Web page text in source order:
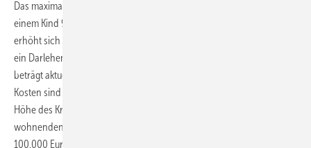
Das maximale Haushaltseinkommen der Antragstellenden darf bei
einem Kind 90.000 Euro nicht überschreiten. Für jedes weitere Kind
erhöht sich die Einkommensgrenze um 10.000 Euro. Der Zinssatz für
ein Darlehen mit 35 Jahren Laufzeit und zehn Jahren Zinsbindung
beträgt aktuell beispielsweise 1,51 Prozent effektiv. Förderfähige
Kosten sind der Kaufpreis inklusive Grundstückskosten. Die maximale
Höhe des Kreditbetrags hängt von der Zahl der im Haushalt
wohnenden minderjährigen Kinder ab. Bei einem Kind können bis zu
100.000 Euro beantragt werden, bei zwei Kindern bis zu 125.000 Euro